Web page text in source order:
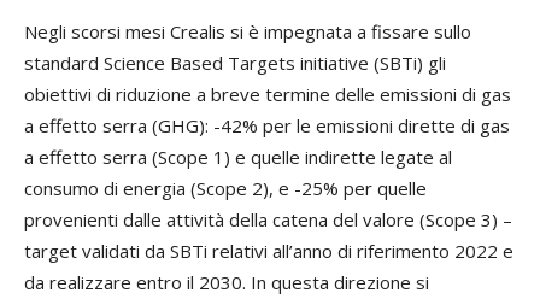
Negli scorsi mesi Crealis si è impegnata a fissare sullo
standard Science Based Targets initiative (SBTi) gli
obiettivi di riduzione a breve termine delle emissioni di gas
a effetto serra (GHG): -42% per le emissioni dirette di gas
a effetto serra (Scope 1) e quelle indirette legate al
consumo di energia (Scope 2), e -25% per quelle
provenienti dalle attività della catena del valore (Scope 3) –
target validati da SBTi relativi all’anno di riferimento 2022 e
da realizzare entro il 2030. In questa direzione si